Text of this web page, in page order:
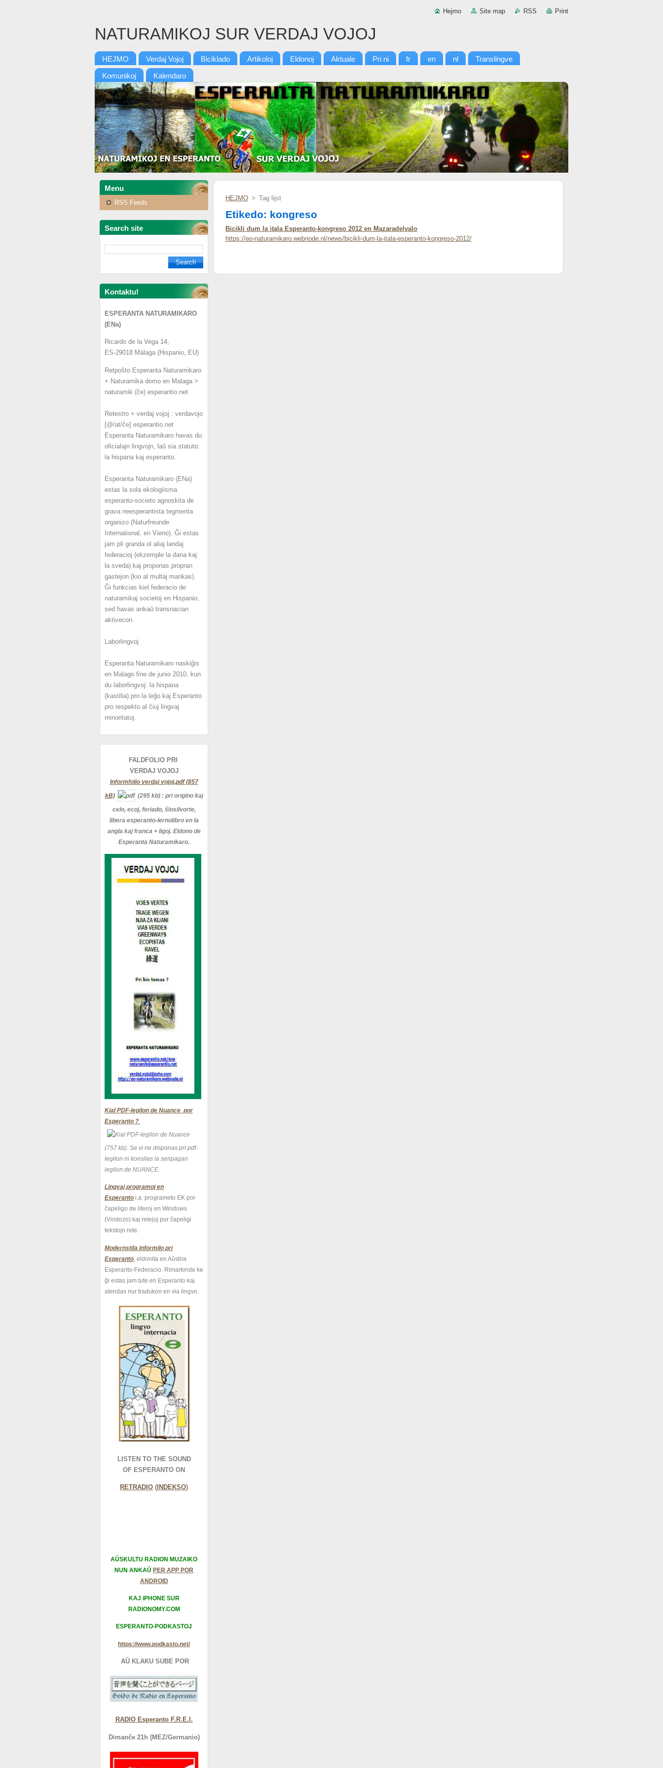
Hejmo Site map RSS Print
NATURAMIKOJ SUR VERDAJ VOJOJ
HEJMO Verdaj Vojoj Biciklado Artikoloj Eldonoj Aktuale Pri ni fr en nl Translingve
Komunikoj Kalendaro
Menu
RSS Feeds
Search site
Kontaktu!
ESPERANTA NATURAMIKARO
(ENa)
Ricardo de la Vega 14,
ES-29018 Málaga (Hispanio, EU)
Retpoŝto Esperanta Naturamikaro
+ Naturamika domo en Malaga >
naturamik (ĉe) esperantio.net
Retestro + verdaj vojoj : verdavojo
[@/at/ĉe] esperantio.net
Esperanta Naturamikaro havas du
oficialajn lingvojn, laŭ sia statuto:
la hispana kaj esperanto.
Esperanta Naturamikaro (ENa)
estas la sola ekologiisma
esperanto-societo agnoskita de
grava neesperantista tegmenta
organizo (Naturfreunde
International, en Vieno). Ĝi estas
jam pli granda ol aliaj landaj
federacioj (ekzemple la dana kaj
la sveda) kaj proponas propran
gastejon (kio al multaj mankas).
Ĝi funkcias kiel federacio de
naturamikaj societoj en Hispanio,
sed havas ankaŭ transnacian
aktivecon.
Laborlingvoj
Esperanta Naturamikaro naskiĝis
en Malago fine de junio 2010, kun
du laborlingvoj: la hispana
(kastilia) pro la leĝo kaj Esperanto
pro respekto al ĉiuj lingvaj
minoritatoj.
FALDFOLIO PRI
VERDAJ VOJOJ
Informfolio verdaj vojoj.pdf (857
kB)
(295 kb) : pri origino kaj
celo, ecoj, feriado, ŝlosilvorte,
libera esperanto-lernolibro en la
angla kaj franca + ligoj. Eldono de
Esperanta Naturamikaro.
Kial PDF-legilon de Nuance por
Esperanto ?
(757 kb). Se vi ne disponas pri pdf-
legilon ni konsilas la senpagan
legilon de NUANCE.
Lingvaj programoj en
Esperanto i.a. programeto EK por
ĉapeligo de literoj en Windows
(Vindozo) kaj retejoj por ĉapeligi
tekstojn rete.
Modernstila informilo pri
Esperanto , eldonita en Aŭstria
Esperanto-Federacio. Rimarkinde ke
ĝi estas jam tute en Esperanto kaj
atendas nur tradukon en via lingvo.
LISTEN TO THE SOUND
OF ESPERANTO ON
RETRADIO ( INDEKSO)
AŬSKULTU RADION MUZAIKO
NUN ANKAŬ PER APP POR
ANDROID
KAJ iPHONE SUR
RADIONOMY.COM
ESPERANTO-PODKASTOJ
https://www.podkasto.net/
AŬ KLAKU SUBE POR
RADIO Esperanto F.R.E.I.
Dimanĉe 21h (MEZ/Germanio)
HEJMO > Tag lijst
Etikedo: kongreso
Bicikli dum la itala Esperanto-kongreso 2012 en Mazaradelvalo
https://eo-naturamikaro.webnode.nl/news/bicikli-dum-la-itala-esperanto-kongreso-2012/